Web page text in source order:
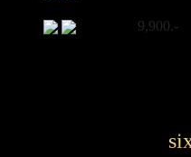
9,900.-